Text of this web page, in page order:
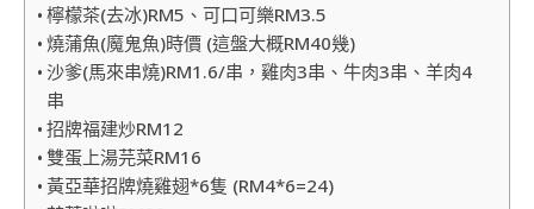
檸檬茶(去冰)RM5、可口可樂RM3.5
燒蒲魚(魔鬼魚)時價 (這盤大概RM40幾)
沙爹(馬來串燒)RM1.6/串，雞肉3串、牛肉3串、羊肉4
串
招牌福建炒RM12
雙蛋上湯芫菜RM16
黃亞華招牌燒雞翅*6隻 (RM4*6=24)